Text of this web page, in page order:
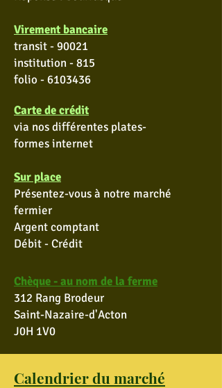
Virement bancaire
transit - 90021
institution - 815
folio -6103436
Carte de crédit
via nos différentes plates-
formesinternet
Sur place
Présentez-vous à notre marché
fermier
Argent comptant
Débit- Crédit
Chèque - au nom de la ferme
312 Rang Brodeur
Saint-Nazaire-d'Acton
J0H 1V0
Calendrier du marché